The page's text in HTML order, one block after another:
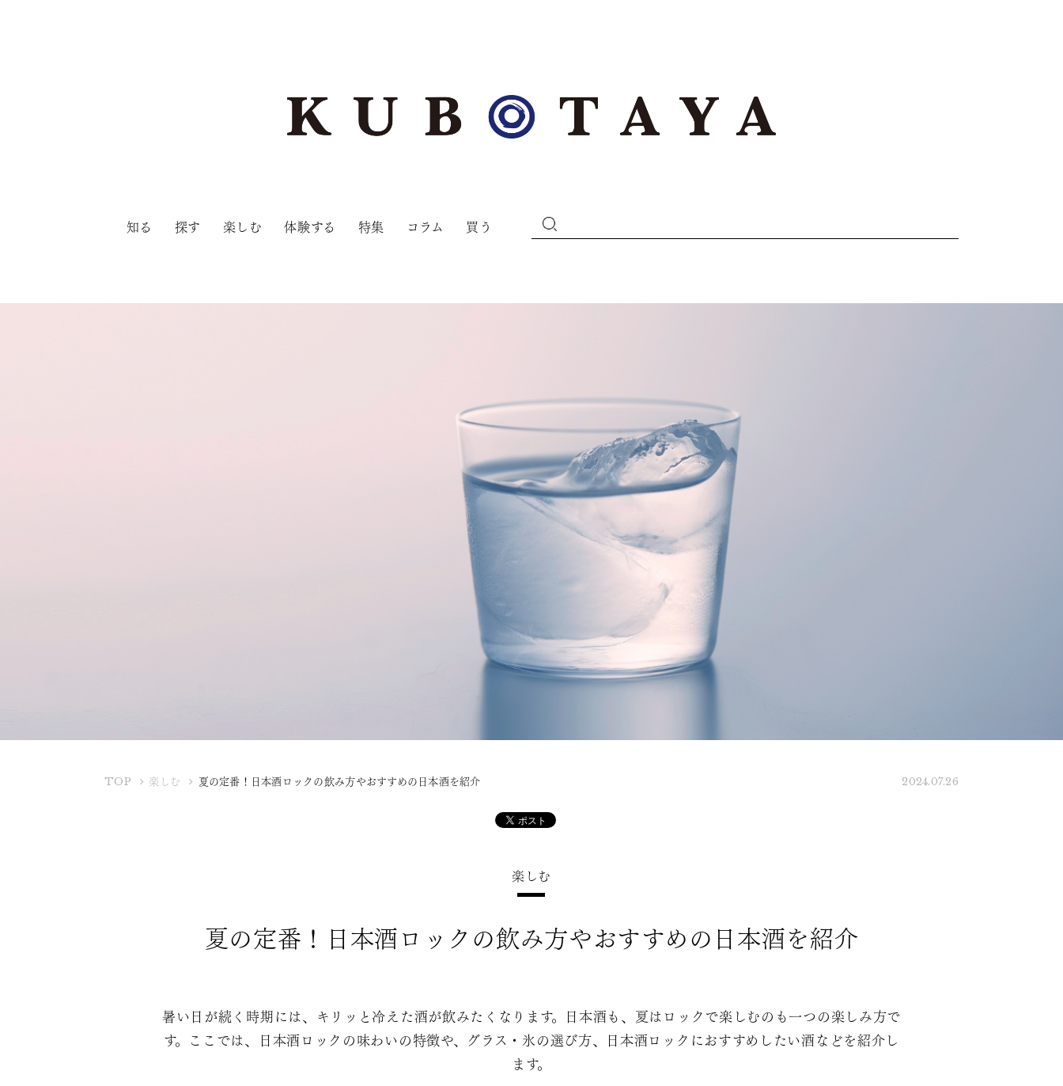
知る 探す 楽しむ 体験する 特集 コラム 買う
TOPK
楽しむ 夏の定番！日本酒ロックの飲み方やおすすめの日本酒を紹介 2024.07.26
楽しむ
夏の定番！日本酒ロックの飲み方やおすすめの日本酒を紹介
暑い日が続く時期には、キリッと冷えた酒が飲みたくなります。日本酒も、夏はロックで楽しむのも一つの楽しみ方で
す。ここでは、日本酒ロックの味わいの特徴や、グラス・氷の選び方、日本酒ロックにおすすめしたい酒などを紹介し
ます。